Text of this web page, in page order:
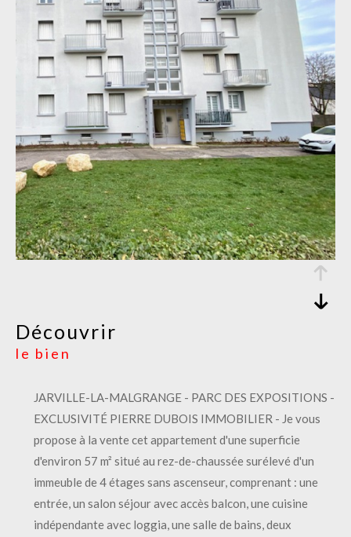
découvrir
le bien
JARVILLE-LA-MALGRANGE - PARC DES EXPOSITIONS -
EXCLUSIVITÉ PIERRE DUBOIS IMMOBILIER - Je vous
propose à la vente cet appartement d'une superficie
d'environ 57 m² situé au rez-de-chaussée surélevé d'un
immeuble de 4 étages sans ascenseur, comprenant : une
entrée, un salon séjour avec accès balcon, une cuisine
indépendante avec loggia, une salle de bains, deux